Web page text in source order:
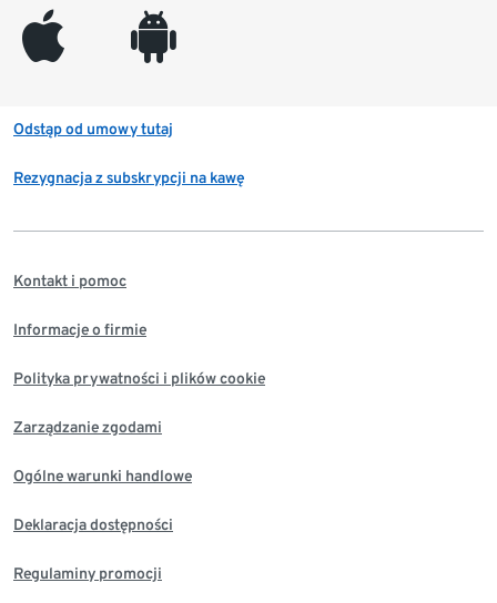
appleinc android
Odstąp od umowy tutaj
Rezygnacja z subskrypcji na kawę
Kontakt i pomoc
Informacje o firmie
Polityka prywatności i plików cookie
Zarządzanie zgodami
Ogólne warunki handlowe
Deklaracja dostępności
Regulaminy promocji